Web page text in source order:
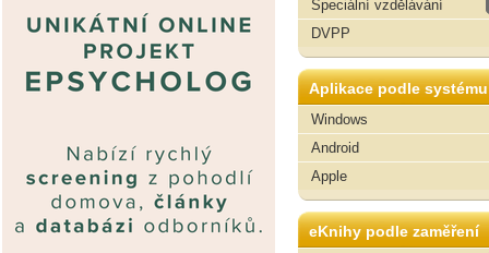
Speciální vzdělávání
DVPP
Aplikace podle systému
Windows
Android
Apple
eKnihy podle zaměření